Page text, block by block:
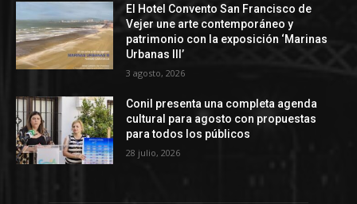
El Hotel Convento San Francisco de
Vejer une arte contemporáneo y
patrimonio con la exposición ‘Marinas
Urbanas III’
3 agosto, 2026
Conil presenta una completa agenda
cultural para agosto con propuestas
para todos los públicos
28 julio, 2026